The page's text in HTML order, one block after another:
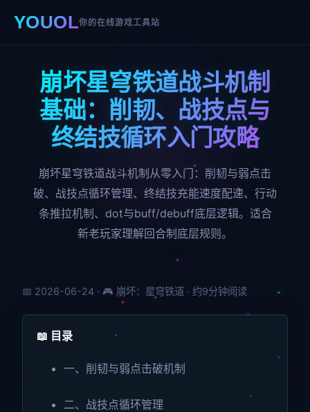
YOUOL你的在线游戏工具站
崩坏星穹铁道战斗机制
基础：削韧、战技点与
终结技循环入门攻略
崩坏星穹铁道战斗机制从零入门：削韧与弱点击
破、战技点循环管理、终结技充能速度配速、行动
条推拉机制、dot与buff/debuff底层逻辑。适合
新老玩家理解回合制底层规则。
📅 2026-06-24 · 🎮 崩坏：星穹铁道 · 约9分钟阅读
📖 目录
一、削韧与弱点击破机制
二、战技点循环管理